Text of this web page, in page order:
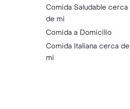
Comida Saludable cerca
de mi
Comida a Domicilio
Comida Italiana cerca de
mi